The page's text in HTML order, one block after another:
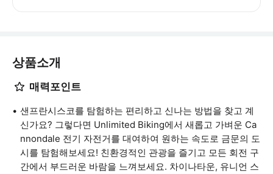
상품소개
매력포인트
샌프란시스코를 탐험하는 편리하고 신나는 방법을 찾고 계
신가요? 그렇다면 Unlimited Biking에서 새롭고 가벼운 Ca
nnondale 전기 자전거를 대여하여 원하는 속도로 금문의 도
시를 탐험해보세요! 친환경적인 관광을 즐기고 모든 회전 구
간에서 부드러운 바람을 느껴보세요. 차이나타운, 유니언 스